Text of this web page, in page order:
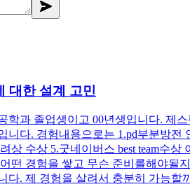
대한 설계 고민
학과 졸업생이고 00년생입니다. 제
니다. 경험내용으로는 1.pd부분방전
상 수상 5.굿네이버스 best team수
떤 경험을 쌓고 무슨 준비를해야될
다. 제 경험을 살려서 충분히 가능